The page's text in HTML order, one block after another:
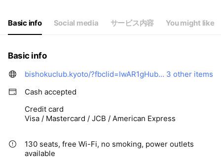
Basic info Social media サービス内容 You might like
Basic info
bishokuclub.kyoto/?fbclid=IwAR1gHubjd1QV73N5h07rcMKhN5x7QbUETyijeuGIGnPPy9C2OEJ_gvLael4 3 other items
Cash accepted
Credit card
Visa / Mastercard / JCB / American Express
130 seats, free Wi-Fi, no smoking, power outlets
available